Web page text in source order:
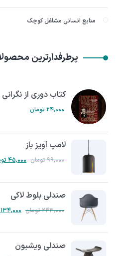
منابع انسانی مشاغل کوچک
پرطرفدارترین
کتاب دوری از نگرانی
۲۴,۰۰۰ تومان
لامپ آویز باز
۹۹,۰۰۰تومان ۴۵,۰۰۰
صندلی بلوط لاکی
۲۴۳,۰۰۰تومان ۱۳۴,۰۰۰
صندلی ویشبون